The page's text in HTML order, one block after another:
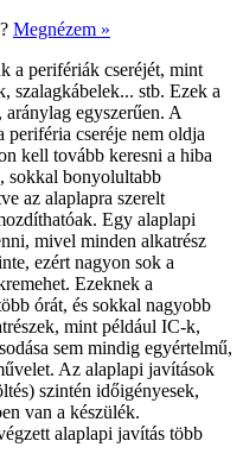
Megnézem »
a perifériák cseréjét, mint
szalagkábelek... stb. Ezek a
egyszerűen. A
periféria cseréje nem oldja
kell tovább keresni a hiba
sokkal bonyolultabb
az alaplapra szerelt
Egy alaplapi
mivel minden alkatrész
ezért nagyon sok a
Ezeknek a
órát, és sokkal nagyobb
mint például IC-k,
sem mindig egyértelmű,
Az alaplapi javítások
szintén időigényesek,
van a készülék.
alaplapi javítás több